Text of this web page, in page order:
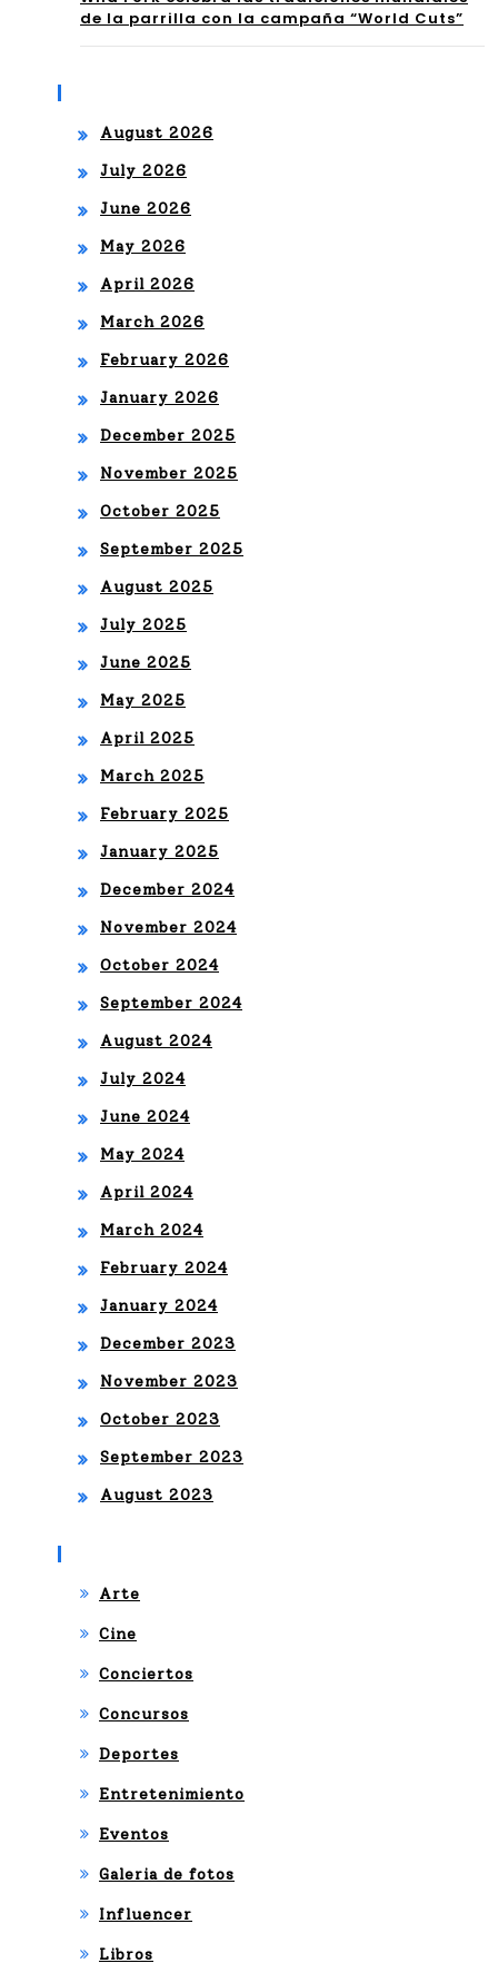
LOS
NE
GO
CIO
S,
LA
CUL
TU
ICA
EN
SU
PRI
ME
RA
CIÓ
EN
EST
AD
OS
el
ma
de la parrilla con la campaña “World Cuts”
August 2026
July 2026
June 2026
May 2026
April 2026
March 2026
February 2026
January 2026
December 2025
November 2025
October 2025
September 2025
August 2025
July 2025
June 2025
May 2025
April 2025
March 2025
February 2025
January 2025
December 2024
November 2024
October 2024
September 2024
August 2024
July 2024
June 2024
May 2024
April 2024
March 2024
February 2024
January 2024
December 2023
November 2023
October 2023
September 2023
August 2023
Arte
Cine
Conciertos
Concursos
Deportes
Entretenimiento
Eventos
Galeria de fotos
Influencer
Libros